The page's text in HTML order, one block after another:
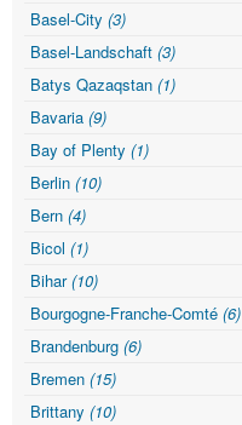
Basel-City (3)
Basel-Landschaft (3)
Batys Qazaqstan (1)
Bavaria (9)
Bay of Plenty (1)
Berlin (10)
Bern (4)
Bicol (1)
Bihar(10)
Bourgogne-Franche-Comté (6)
Brandenburg (6)
Bremen (15)
Brittany (10)